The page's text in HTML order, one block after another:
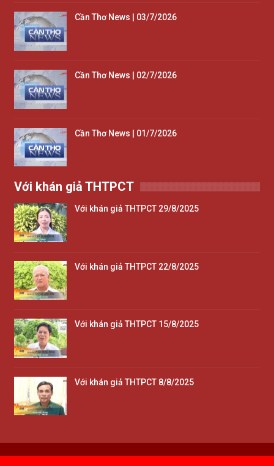
Cần Thơ News | 03/7/2026
Cần Thơ News | 02/7/2026
Cần Thơ News | 01/7/2026
Với khán giả THTPCT
Với khán giả THTPCT 29/8/2025
Với khán giả THTPCT 22/8/2025
Với khán giả THTPCT 15/8/2025
Với khán giả THTPCT 8/8/2025